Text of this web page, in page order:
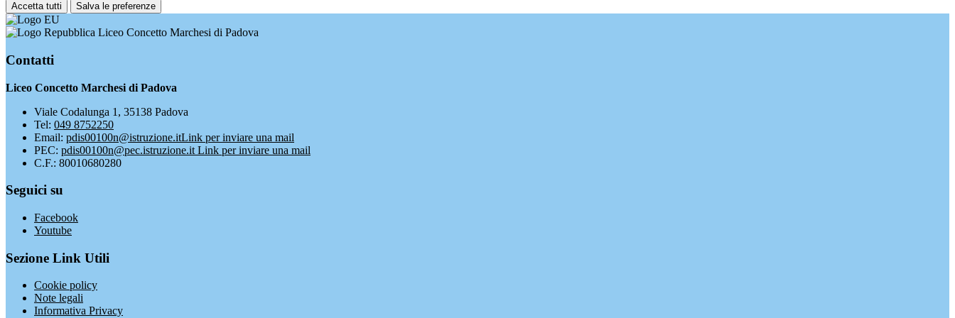
Accetta tutti Salva le preferenze
Liceo Concetto Marchesi di Padova
Contatti
Liceo Concetto Marchesi di Padova
Viale Codalunga 1, 35138 Padova
Tel: 049 8752250
Email: pdis00100n@istruzione.itLink per inviare una mail
PEC: pdis00100n@pec.istruzione.it Link per inviare una mail
C.F.: 80010680280
Seguici su
Facebook
Youtube
Sezione Link Utili
Cookie policy
Note legali
Informativa Privacy